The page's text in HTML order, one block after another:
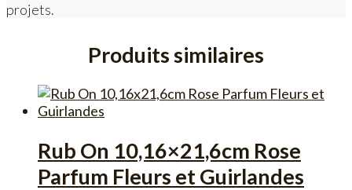
projets.
Produits similaires
Rub On 10,16×21,6cm Rose
Parfum Fleurs et Guirlandes